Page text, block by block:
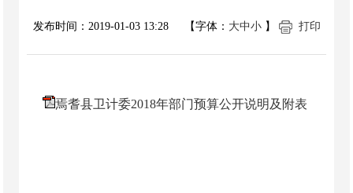
发布时间： 2019-01-03 13:28【字体： 大中小】 打印
焉耆县卫计委2018年部门预算公开说明及附表